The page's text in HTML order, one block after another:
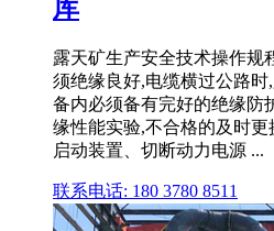
库
露天矿生产安全技术操作规
须绝缘良好,电缆横过公路
备内必须备有完好的绝缘防
缘性能实验,不合格的及时更
启动装置、切断动力电源 ...
联系电话: 180 3780 8511